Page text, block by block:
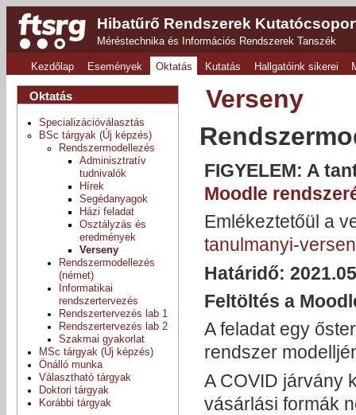
Hibatűrő Rendszerek
Méréstechnika és Információs Rendszerek Tanszék
Kezdőlap Események Oktatás Kutatás Hallgatóink sikerei
Verseny
FIGYELEM: A
Moodle
Emlékeztetőül a
tanulmanyi-
Határidő:
Feltöltés a
A feladat egy
rendszer
A COVID járvány
vásárlási formák
Oktatás
Specializációválasztás
BSc tárgyak (Új képzés)
Rendszermodellezés
Adminisztratív
tudnivalók
Hírek
Segédanyagok
Házi feladat
Osztályzás és
eredmények
Verseny
Rendszermodellezés
(német)
Informatikai
rendszertervezés
Rendszertervezés lab 1
Rendszertervezés lab 2
Szakmai gyakorlat
MSc tárgyak (Új képzés)
Önálló munka
Választható tárgyak
Doktori tárgyak
Korábbi tárgyak